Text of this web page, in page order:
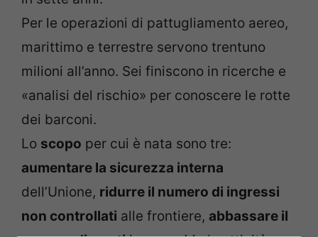
Per le operazioni di pattugliamento aereo,
marittimo e terrestre servono trentuno
milioni all’anno. Sei finiscono in ricerche e
«analisi del rischio» per conoscere le rotte
dei barconi.
Lo scopo per cui è nata sono tre:
aumentare la sicurezza interna
dell’Unione, ridurre il numero di ingressi
non controllati alle frontiere, abbassare il